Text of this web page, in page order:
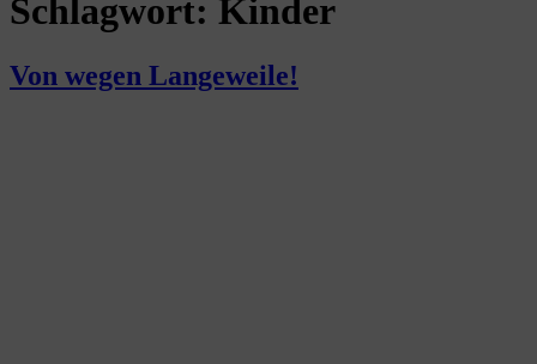
Schlagwort: Kinder
Von wegen Langeweile!